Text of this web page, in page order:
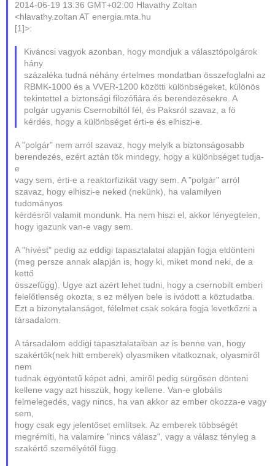
2014-06-19 13:36 GMT+02:00 Hlavathy Zoltan
<hlavathy.zoltan AT energia.mta.hu
[1]>:
Kiváncsi vagyok azonban, hogy mondjuk a választópolgárok
hány
százaléka tudná néhány értelmes mondatban összefoglalni az
RBMK-1000 és a VVER-1200 közötti különbségeket, különös
tekintettel a biztonsági filozófiára és berendezésekre. A
polgár ugyanis Csernobiltól fél, és Paksról szavaz, a fö
kérdés, hogy a különbséget érti-e és elhiszi-e.
A "polgár" nem arról szavaz, hogy melyik a biztonságosabb
berendezés, ezért aztán tök mindegy, hogy a különbséget tudja-
e
vagy sem, érti-e a reaktorfizikát vagy sem. A "polgár" arról
szavaz, hogy elhiszi-e neked (nekünk), ha valamilyen
tudományos
kérdésről valamit mondunk. Ha nem hiszi el, akkor lényegtelen,
hogy igazunk van-e vagy sem.
A "hívést" pedig az eddigi tapasztalatai alapján fogja eldönteni
(meg persze annak alapján is, hogy ki, miket mond neki, de a
kettő
összefügg). Ugye azt azért lehet tudni, hogy a csernobilt emberi
felelőtlenség okozta, s ez mélyen bele is ivódott a köztudatba.
Ezt a bizonytalanságot, félelmet csak sokára fogja levetkőzni a
társadalom.
A társadalom eddigi tapasztalataiban az is benne van, hogy
szakértők(nek hitt emberek) olyasmiken vitatkoznak, olyasmiről
nem
tudnak egyöntetű képet adni, amiről pedig sürgősen dönteni
kellene vagy azt hisszük, hogy kellene. Van-e globális
felmelegedés, vagy nincs, ha van akkor az ember okozza-e vagy
sem,
hogy csak egy jelentőset említsek. Az emberek többségét
megrémíti, ha valamire "nincs válasz", vagy a válasz tényleg a
szakértő személyétől függ.